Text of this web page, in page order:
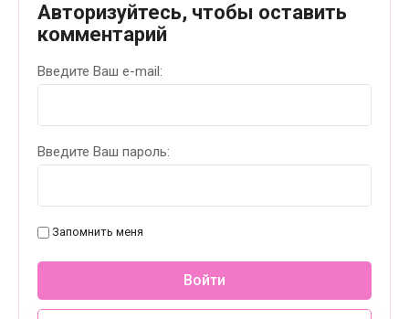
Авторизуйтесь, чтобы оставить
комментарий
Введите Ваш e-mail:
Введите Ваш пароль:
Запомнить меня
Войти